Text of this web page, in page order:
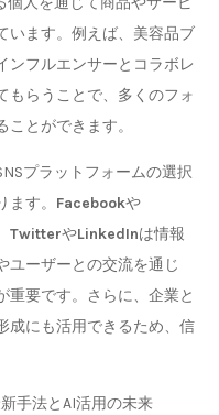
います。例えば、美容品ブ
ンフルエンサーとコラボレ
もらうことで、多くのフォ
とができます。
プラットフォームの選択
す。 Facebookや
TwitterやLinkedInは情報
ユーザーとの交流を通じ
重要です。さらに、企業と
成にも活用できるため、信
手法とAI活用の未来